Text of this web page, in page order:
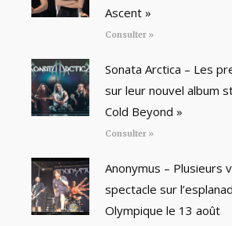
Ascent »
Consulter »
Sonata Arctica – Les
sur leur nouvel album
Cold Beyond »
Consulter »
Anonymus – Plusieurs
spectacle sur
Olympique le 13 août